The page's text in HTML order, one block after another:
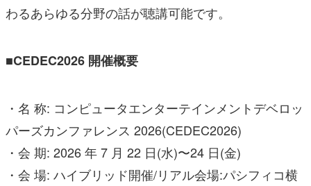
わるあらゆる分野の話が聴講可能です。
■CEDEC2026 開催概要
・名 称: コンピュータエンターテインメントデベロッ
パーズカンファレンス 2026(CEDEC2026)
・会 期: 2026 年 7 月 22 日(水)〜24 日(金)
・会 場: ハイブリッド開催/リアル会場:パシフィコ横